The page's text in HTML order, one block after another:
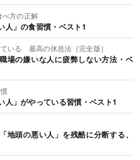
方の正解
人」の食習慣・ベスト1
いる 最高の休息法［完全版］
場の嫌いな人に疲弊しない方法・ベ
人」がやっている習慣・ベスト1
地頭の悪い人」を残酷に分断する、